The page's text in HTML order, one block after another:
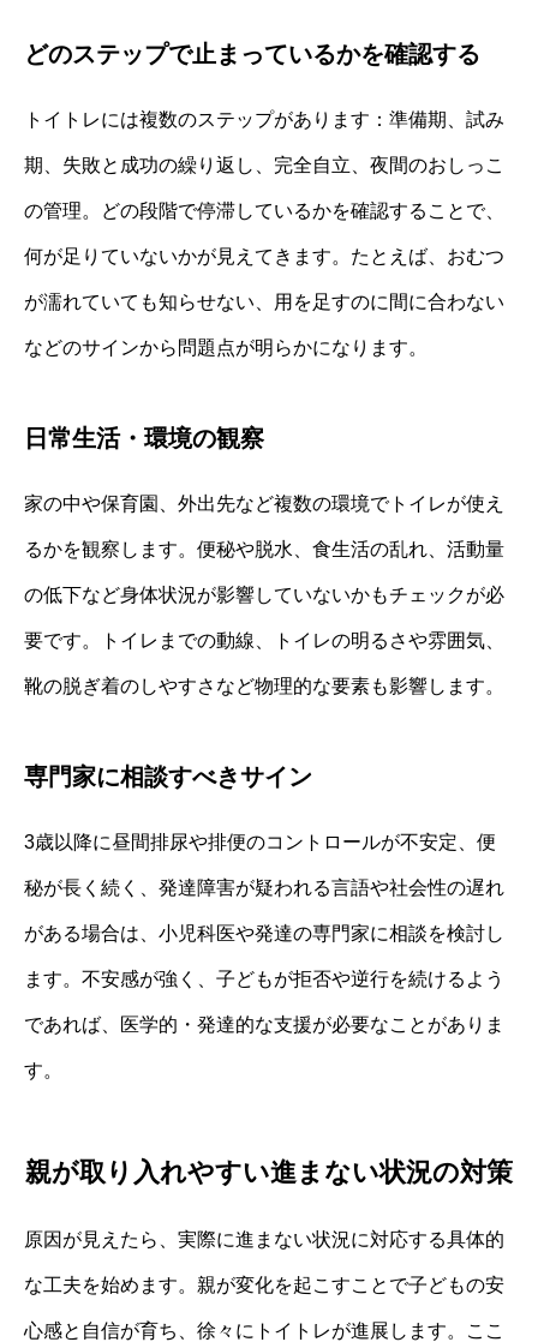
どのステップで止まっているかを確認する
トイトレには複数のステップがあります：準備期、試み
期、失敗と成功の繰り返し、完全自立、夜間のおしっこ
の管理。どの段階で停滞しているかを確認することで、
何が足りていないかが見えてきます。たとえば、おむつ
が濡れていても知らせない、用を足すのに間に合わない
などのサインから問題点が明らかになります。
日常生活・環境の観察
家の中や保育園、外出先など複数の環境でトイレが使え
るかを観察します。便秘や脱水、食生活の乱れ、活動量
の低下など身体状況が影響していないかもチェックが必
要です。トイレまでの動線、トイレの明るさや雰囲気、
靴の脱ぎ着のしやすさなど物理的な要素も影響します。
専門家に相談すべきサイン
3歳以降に昼間排尿や排便のコントロールが不安定、便
秘が長く続く、発達障害が疑われる言語や社会性の遅れ
がある場合は、小児科医や発達の専門家に相談を検討し
ます。不安感が強く、子どもが拒否や逆行を続けるよう
であれば、医学的・発達的な支援が必要なことがありま
す。
親が取り入れやすい進まない状況の対策
原因が見えたら、実際に進まない状況に対応する具体的
な工夫を始めます。親が変化を起こすことで子どもの安
心感と自信が育ち、徐々にトイトレが進展します。ここ